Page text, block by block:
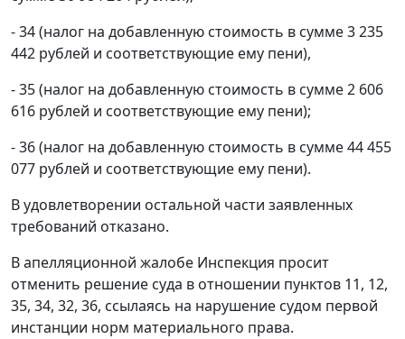
- 34 (налог на добавленную стоимость в сумме 3 235
442 рублей и соответствующие ему пени),
- 35 (налог на добавленную стоимость в сумме 2 606
616 рублей и соответствующие ему пени);
- 36 (налог на добавленную стоимость в сумме 44 455
077 рублей и соответствующие ему пени).
В удовлетворении остальной части заявленных
требований отказано.
В апелляционной жалобе Инспекция просит
отменить решение суда в отношении пунктов 11, 12,
35, 34, 32, 36, ссылаясь на нарушение судом первой
инстанции норм материального права.